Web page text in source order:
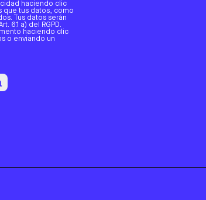
haciendo clic
que tus datos, como
Tus datos serán
6.1 a) del RGPD.
haciendo clic
o enviando un